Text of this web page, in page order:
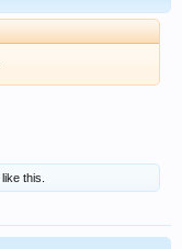
like this.